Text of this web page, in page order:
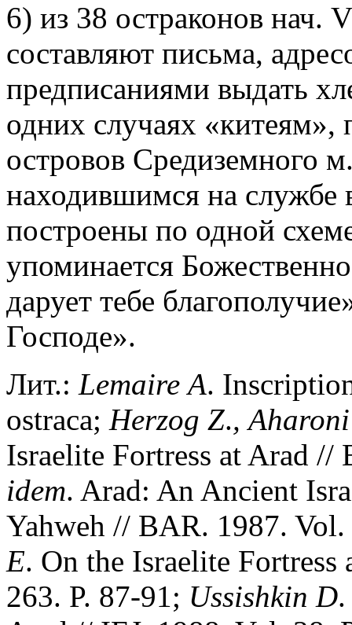
6) из 38 остраконов нач.
составляют письма,
предписаниями выдать
одних случаях
островов Средиземного
находившимся на службе
построены по одной
упоминается
дарует тебе
Господе».
Лит.: Lemaire A.
ostraca; Herzog Z., Aharoni
Israelite Fortress at Arad //
idem. Arad: An Ancient
Yahweh // BAR. 1987.
E. On the Israelite
263. P. 87-91; Ussishkin D